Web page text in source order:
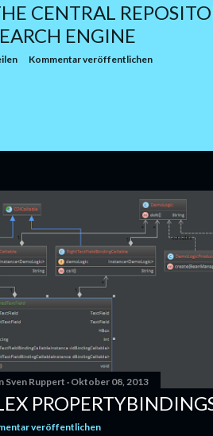
CENTRAL
ENGINE
Kommentar veröffentlichen
Sven Ruppert Oktober 08, 2013
veröffentlichen